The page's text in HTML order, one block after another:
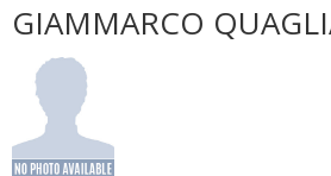
GIAMMARCO